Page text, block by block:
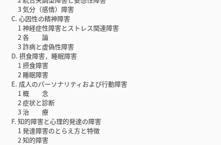
3 気分（感情）障害
C. 心因性の精神障害
1 神経症性障害とストレス関連障害
2 各 論
3 詐病と虚偽性障害
D. 摂食障害，睡眠障害
1 摂食障害
2 睡眠障害
E. 成人のパーソナリティおよび行動障害
1 概 念
2 症状と診断
3 治 療
F. 知的障害と心理的発達の障害
1 発達障害のとらえ方と特徴
2 知的障害